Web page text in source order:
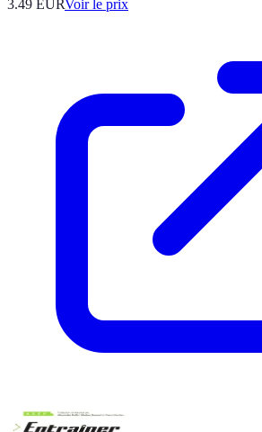
3.49 EURVoir le prix